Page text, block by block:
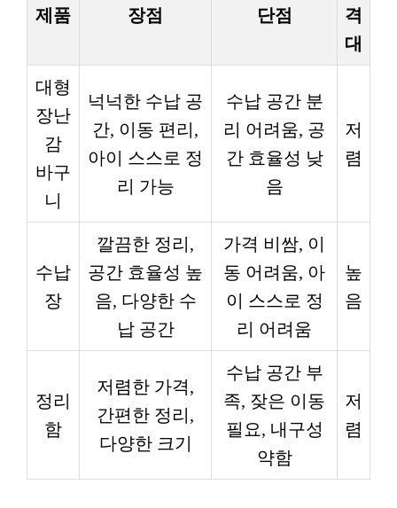
제품 장점 단점
격
대
대형
장난
감
바구
니
넉넉한 수납 공
간, 이동 편리,
아이 스스로 정
리 가능
수납 공간 분
리 어려움, 공
간 효율성 낮
음
저
렴
수납
장
깔끔한 정리,
공간 효율성 높
음, 다양한 수
납 공간
가격 비쌈, 이
동 어려움, 아
이 스스로 정
리 어려움
높
음
정리
함
저렴한 가격,
간편한 정리,
다양한 크기
수납 공간 부
족, 잦은 이동
필요, 내구성
약함
저
렴